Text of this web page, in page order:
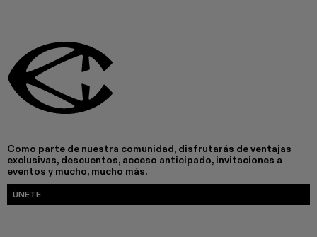
Como parte de nuestra comunidad, disfrutarás de ventajas
exclusivas, descuentos, acceso anticipado, invitaciones a
eventos y mucho, mucho más.
ÚNETE